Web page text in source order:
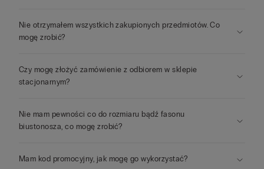
Nie otrzymałem wszystkich zakupionych przedmiotów. Co
mogę zrobić?
Czy mogę złożyć zamówienie z odbiorem w sklepie
stacjonarnym?
Nie mam pewności co do rozmiaru bądź fasonu
biustonosza, co mogę zrobić?
Mam kod promocyjny, jak mogę go wykorzystać?